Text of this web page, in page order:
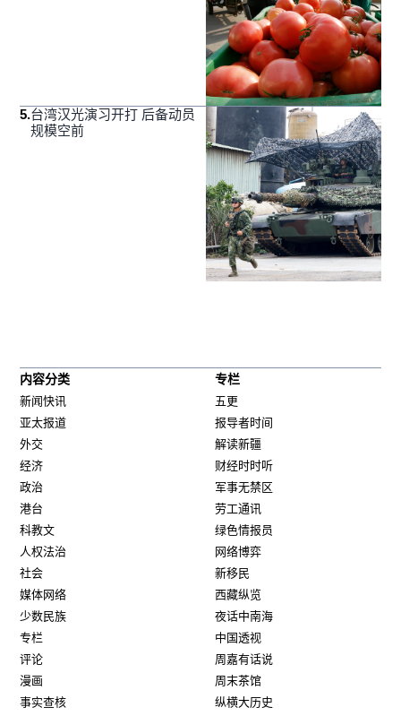
5.台湾汉光演习开打 后备动员
规模空前
内容分类
新闻快讯
亚太报道
外交
经济
政治
港台
科教文
人权法治
社会
媒体网络
少数民族
专栏
评论
漫画
事实查核
专栏
五更
报导者时间
解读新疆
财经时时听
军事无禁区
劳工通讯
绿色情报员
网络博弈
新移民
西藏纵览
夜话中南海
中国透视
周嘉有话说
周末茶馆
纵横大历史